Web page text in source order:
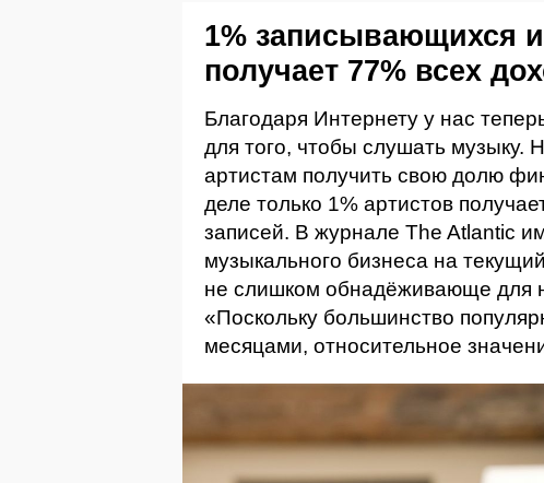
1% записывающихся
получает 77% всех
Благодаря Интернету у нас
для того, чтобы слушать музыку.
артистам получить свою долю
деле только 1% артистов
записей. В журнале The Atlantic
музыкального бизнеса на
не слишком обнадёживающе для
«Поскольку большинство
месяцами, относительное